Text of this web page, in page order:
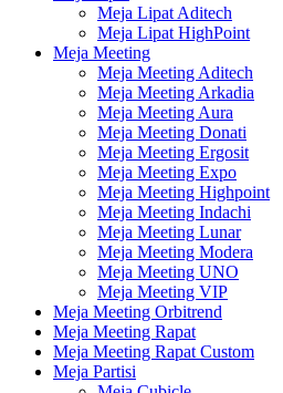
Meja Lipat Aditech
Meja Lipat HighPoint
Meja Meeting
Meja Meeting Aditech
Meja Meeting Arkadia
Meja Meeting Aura
Meja Meeting Donati
Meja Meeting Ergosit
Meja Meeting Expo
Meja Meeting Highpoint
Meja Meeting Indachi
Meja Meeting Lunar
Meja Meeting Modera
Meja Meeting UNO
Meja Meeting VIP
Meja Meeting Orbitrend
Meja Meeting Rapat
Meja Meeting Rapat Custom
Meja Partisi